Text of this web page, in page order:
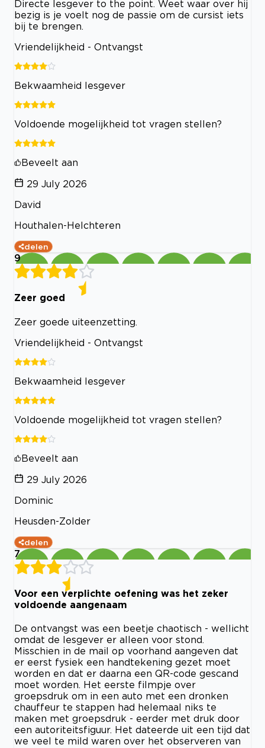
Directe lesgever to the point. Weet waar over hij
bezig is je voelt nog de passie om de cursist iets
bij te brengen.
Vriendelijkheid - Ontvangst
Bekwaamheid lesgever
Voldoende mogelijkheid tot vragen stellen?
Beveelt aan
29 July 2026
David
Houthalen-Helchteren
delen
9
Zeer goed
Zeer goede uiteenzetting.
Vriendelijkheid - Ontvangst
Bekwaamheid lesgever
Voldoende mogelijkheid tot vragen stellen?
Beveelt aan
29 July 2026
Dominic
Heusden-Zolder
delen
7
Voor een verplichte oefening was het zeker
voldoende aangenaam
De ontvangst was een beetje chaotisch - wellicht
omdat de lesgever er alleen voor stond.
Misschien in de mail op voorhand aangeven dat
er eerst fysiek een handtekening gezet moet
worden en dat er daarna een QR-code gescand
moet worden. Het eerste filmpje over
groepsdruk om in een auto met een dronken
chauffeur te stappen had helemaal niks te
maken met groepsdruk - eerder met druk door
een autoriteitsfiguur. Het dateerde uit een tijd dat
we veel te mild waren over het observeren van